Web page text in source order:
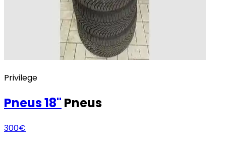
Privilege
Pneus18" Pneus
300€